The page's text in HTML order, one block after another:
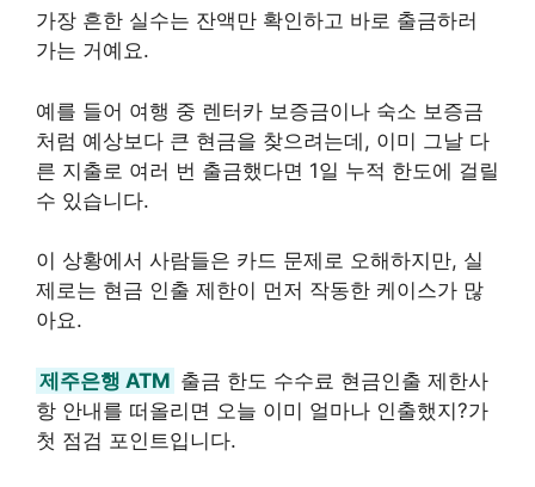
가장 흔한 실수는 잔액만 확인하고 바로 출금하러
가는 거예요.
예를 들어 여행 중 렌터카 보증금이나 숙소 보증금
처럼 예상보다 큰 현금을 찾으려는데, 이미 그날 다
른 지출로 여러 번 출금했다면 1일 누적 한도에 걸릴
수 있습니다.
이 상황에서 사람들은 카드 문제로 오해하지만, 실
제로는 현금 인출 제한이 먼저 작동한 케이스가 많
아요.
제주은행 ATM 출금 한도 수수료 현금인출 제한사
항 안내를 떠올리면 오늘 이미 얼마나 인출했지?가
첫 점검 포인트입니다.